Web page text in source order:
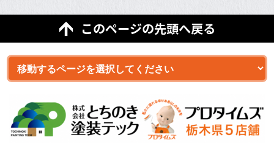
このページの先頭へ戻る